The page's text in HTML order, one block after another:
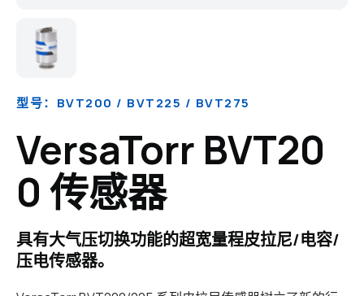
型号：BVT200 / BVT225 / BVT275
VersaTorr BVT20
0 传感器
具有大气压切换功能的超宽量程皮拉尼/电容/
压电传感器。